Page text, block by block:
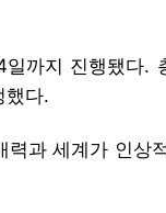
까지 진행됐다.
했다.
력과 세계가 인상